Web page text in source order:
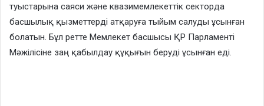
туыстарына саяси және квазимемлекеттік секторда
басшылық қызметтерді атқаруға тыйым салуды ұсынған
болатын. Бұл ретте Мемлекет басшысы ҚР Парламенті
Мәжілісіне заң қабылдау құқығын беруді ұсынған еді.